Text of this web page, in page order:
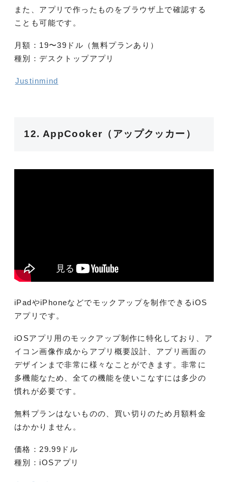
また、アプリで作ったものをブラウザ上で確認する
ことも可能です。
月額：19〜39ドル（無料プランあり）
種別：デスクトップアプリ
Justinmind
12. AppCooker（アップクッカー）
iPadやiPhoneなどでモックアップを制作できるiOS
アプリです。
iOSアプリ用のモックアップ制作に特化しており、ア
イコン画像作成からアプリ概要設計、アプリ画面の
デザインまで非常に様々なことができます。非常に
多機能なため、全ての機能を使いこなすには多少の
慣れが必要です。
無料プランはないものの、買い切りのため月額料金
はかかりません。
価格：29.99ドル
種別：iOSアプリ